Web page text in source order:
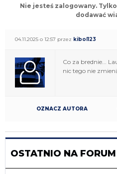
Nie jesteś zalogowany.
dodawać
04.11.2025 o 12:57 przez kibol123
Co za brednie...
nic tego nie
OZNACZ AUTORA
OSTATNIO NA FORUM